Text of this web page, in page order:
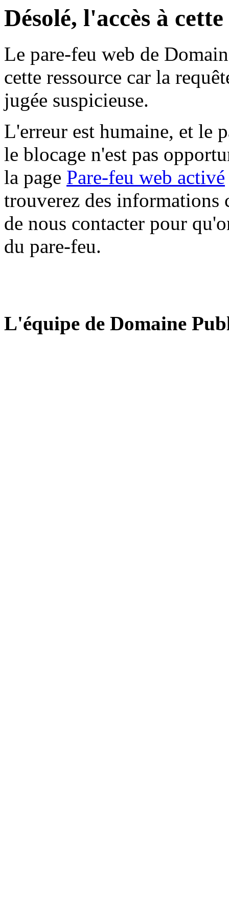
Désolé, l'accès à
Le pare-feu web de
cette ressource car la
jugée suspicieuse.
L'erreur est humaine, et le
le blocage n'est pas
la page Pare-feu web activé
trouverez des informations
de nous contacter pour
du pare-feu.
L'équipe de Domaine